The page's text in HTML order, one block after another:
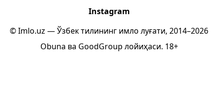
Instagram
© Imlo.uz — Ўзбек тилининг имло луғати, 2014–2026
Obuna ва GoodGroup лойиҳаси. 18+